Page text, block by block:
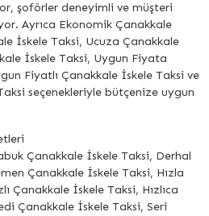
şoförler deneyimli ve müşteri
Ayrıca Ekonomik Çanakkale
İskele Taksi, Ucuza Çanakkale
İskele Taksi, Uygun Fiyata
Fiyatlı Çanakkale İskele Taksi ve
seçenekleriyle bütçenize uygun
Çanakkale İskele Taksi, Derhal
Çanakkale İskele Taksi, Hızla
Çanakkale İskele Taksi, Hızlıca
Çanakkale İskele Taksi, Seri